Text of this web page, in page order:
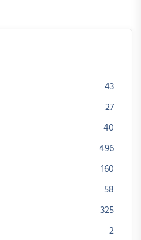
43
27
40
496
160
58
325
2